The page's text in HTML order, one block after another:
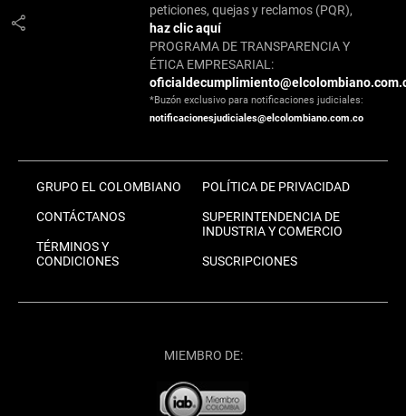
share
peticiones, quejas y reclamos (PQR),
haz clic aquí
PROGRAMA DE TRANSPARENCIA Y
ÉTICA EMPRESARIAL:
*Buzón exclusivo para notificaciones judiciales:
notificacionesjudiciales@elcolombiano.com.co
GRUPO EL COLOMBIANO
CONTÁCTANOS
TÉRMINOS Y
CONDICIONES
POLÍTICA DE PRIVACIDAD
SUPERINTENDENCIA DE
INDUSTRIA Y COMERCIO
SUSCRIPCIONES
MIEMBRO DE: